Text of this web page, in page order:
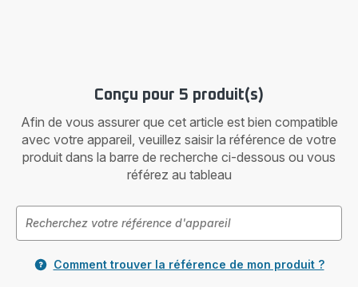
Conçu pour 5 produit(s)
Afin de vous assurer que cet article est bien compatible
avec votre appareil, veuillez saisir la référence de votre
produit dans la barre de recherche ci-dessous ou vous
référez au tableau
Comment trouver la référence de mon produit ?